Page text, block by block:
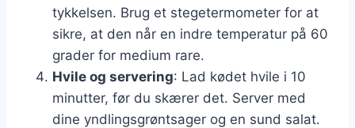
tykkelsen. Brug et stegetermometer for at
sikre, at den når en indre temperatur på 60
grader for medium rare.
Hvile og servering: Lad kødet hvile i 10
minutter, før du skærer det. Server med
dine yndlingsgrøntsager og en sund salat.